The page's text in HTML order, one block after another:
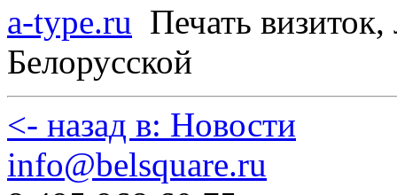
a-type.ru Печать визиток,
Белорусской
<- назад в: Новости
info@belsquare.ru